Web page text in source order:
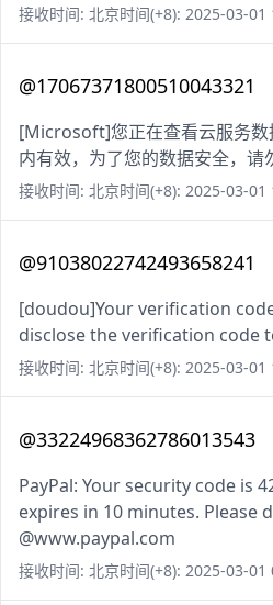
接收时间: 北京时间(+8): 2025-03-01
@17067371800510043321
[Microsoft]您正在查看云服务数
内有效，为了您的数据安全，请
接收时间: 北京时间(+8): 2025-03-01
@91038022742493658241
[doudou]Your verification
disclose the verification code
接收时间: 北京时间(+8): 2025-03-01
@33224968362786013543
PayPal: Your security code is
expires in 10 minutes. Please
@www.paypal.com
接收时间: 北京时间(+8): 2025-03-01